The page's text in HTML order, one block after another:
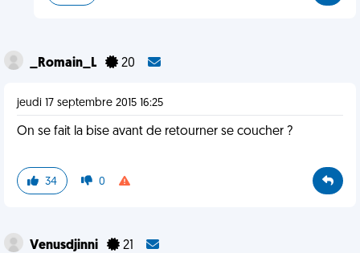
_Romain_L 20
jeudi 17 septembre 2015 16:25
On se fait la bise avant de retourner se coucher ?
34 0
Venusdjinni 21